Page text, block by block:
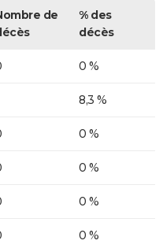
de
% des
décès
0 %
8,3 %
0 %
0 %
0 %
0 %